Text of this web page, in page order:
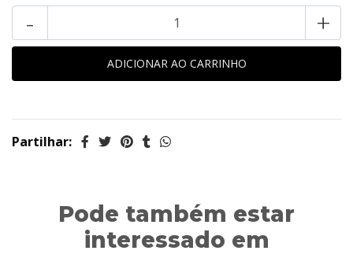
- +
Partilhar:
Pode também estar
interessado em